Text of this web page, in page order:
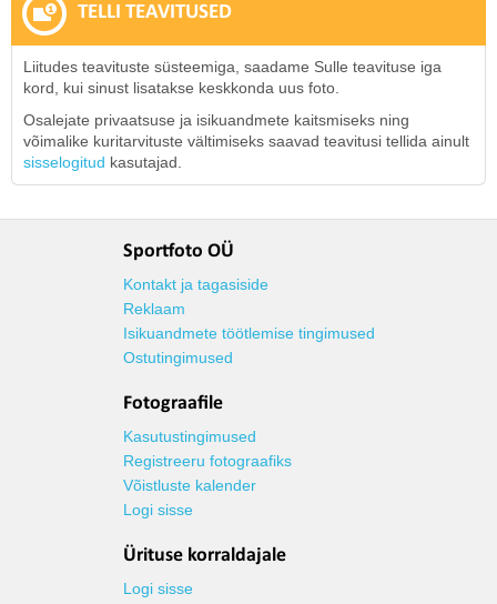
TELLI TEAVITUSED
Liitudes teavituste süsteemiga, saadame Sulle teavituse iga
kord, kui sinust lisatakse keskkonda uus foto.
Osalejate privaatsuse ja isikuandmete kaitsmiseks ning
võimalike kuritarvituste vältimiseks saavad teavitusi tellida ainult
sisselogitud kasutajad.
Sportfoto OÜ
Kontakt ja tagasiside
Reklaam
Isikuandmete töötlemise tingimused
Ostutingimused
Fotograafile
Kasutustingimused
Registreeru fotograafiks
Võistluste kalender
Logi sisse
Ürituse korraldajale
Logi sisse